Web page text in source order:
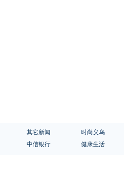
其它新闻
时尚义乌
中信银行 健康生活